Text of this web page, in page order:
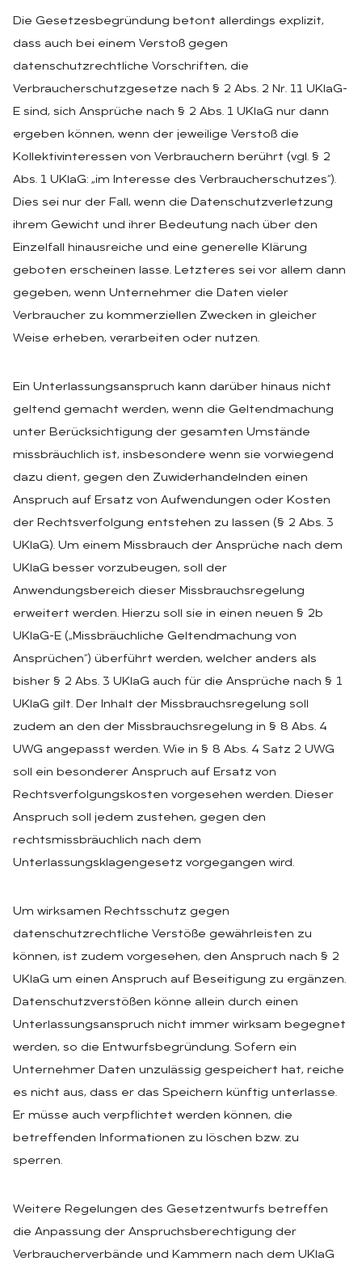
Die Gesetzesbegründung betont allerdings explizit,
dass auch bei einem Verstoß gegen
datenschutzrechtliche Vorschriften, die
Verbraucherschutzgesetze nach § 2 Abs. 2 Nr. 11 UKlaG-
E sind, sich Ansprüche nach § 2 Abs. 1 UKlaG nur dann
ergeben können, wenn der jeweilige Verstoß die
Kollektivinteressen von Verbrauchern berührt (vgl. § 2
Abs. 1 UKlaG: „im Interesse des Verbraucherschutzes“).
Dies sei nur der Fall, wenn die Datenschutzverletzung
ihrem Gewicht und ihrer Bedeutung nach über den
Einzelfall hinausreiche und eine generelle Klärung
geboten erscheinen lasse. Letzteres sei vor allem dann
gegeben, wenn Unternehmer die Daten vieler
Verbraucher zu kommerziellen Zwecken in gleicher
Weise erheben, verarbeiten oder nutzen.
Ein Unterlassungsanspruch kann darüber hinaus nicht
geltend gemacht werden, wenn die Geltendmachung
unter Berücksichtigung der gesamten Umstände
missbräuchlich ist, insbesondere wenn sie vorwiegend
dazu dient, gegen den Zuwiderhandelnden einen
Anspruch auf Ersatz von Aufwendungen oder Kosten
der Rechtsverfolgung entstehen zu lassen (§ 2 Abs. 3
UKlaG). Um einem Missbrauch der Ansprüche nach dem
UKlaG besser vorzubeugen, soll der
Anwendungsbereich dieser Missbrauchsregelung
erweitert werden. Hierzu soll sie in einen neuen § 2b
UKlaG-E („Missbräuchliche Geltendmachung von
Ansprüchen“) überführt werden, welcher anders als
bisher § 2 Abs. 3 UKlaG auch für die Ansprüche nach § 1
UKlaG gilt. Der Inhalt der Missbrauchsregelung soll
zudem an den der Missbrauchsregelung in § 8 Abs. 4
UWG angepasst werden. Wie in § 8 Abs. 4 Satz 2 UWG
soll ein besonderer Anspruch auf Ersatz von
Rechtsverfolgungskosten vorgesehen werden. Dieser
Anspruch soll jedem zustehen, gegen den
rechtsmissbräuchlich nach dem
Unterlassungsklagengesetz vorgegangen wird.
Um wirksamen Rechtsschutz gegen
datenschutzrechtliche Verstöße gewährleisten zu
können, ist zudem vorgesehen, den Anspruch nach § 2
UKlaG um einen Anspruch auf Beseitigung zu ergänzen.
Datenschutzverstößen könne allein durch einen
Unterlassungsanspruch nicht immer wirksam begegnet
werden, so die Entwurfsbegründung. Sofern ein
Unternehmer Daten unzulässig gespeichert hat, reiche
es nicht aus, dass er das Speichern künftig unterlasse.
Er müsse auch verpflichtet werden können, die
betreffenden Informationen zu löschen bzw. zu
sperren.
Weitere Regelungen des Gesetzentwurfs betreffen
die Anpassung der Anspruchsberechtigung der
Verbraucherverbände und Kammern nach dem UKlaG